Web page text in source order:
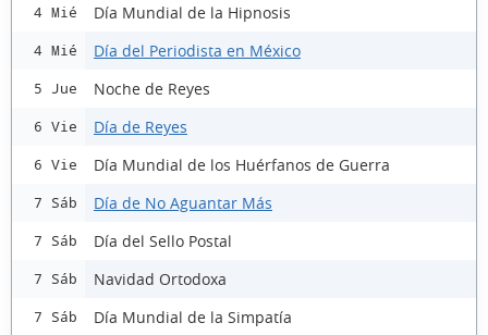
4 Mié Día Mundial de la Hipnosis
4 Mié Día del Periodista en México
5 Jue Noche de Reyes
6 Vie Día de Reyes
6 Vie Día Mundial de los Huérfanos de Guerra
7 Sáb Día de No Aguantar Más
7 Sáb Día del Sello Postal
7 Sáb Navidad Ortodoxa
7 Sáb Día Mundial de la Simpatía